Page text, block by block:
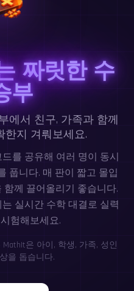
짜릿한 수
부
에서 친구, 가족과 함께
한지 겨뤄보세요.
를 공유해 여러 명이 동시
풉니다. 매 판이 짧고 몰입
께 끌어올리기 좋습니다.
실시간 수학 대결로 실력
험해보세요.
은 아이, 학생, 가족, 성인
을 돕습니다.